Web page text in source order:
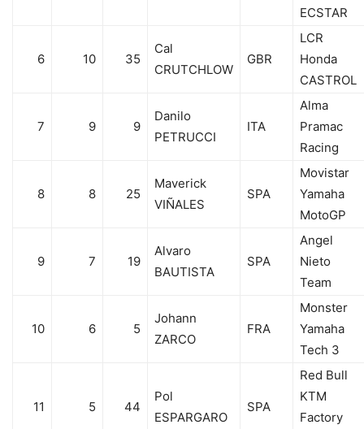
ECSTAR
6 10 35
Cal
CRUTCHLOW
GBR
LCR
Honda
CASTROL
7 9 9
Danilo
PETRUCCI
ITA
Alma
Pramac
Racing
8 8 25
Maverick
VIÑALES
SPA
Movistar
Yamaha
MotoGP
9 7 19
Alvaro
BAUTISTA
SPA
Angel
Nieto
Team
10 6 5
Johann
ZARCO
FRA
Monster
Yamaha
Tech 3
11 5 44
Pol
ESPARGARO
SPA
Red Bull
KTM
Factory